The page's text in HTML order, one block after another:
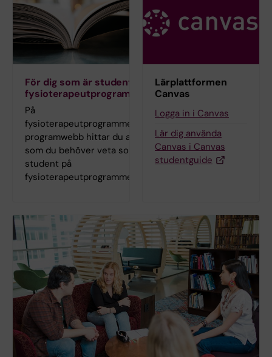
För dig som är student på
fysioterapeutprogrammet
På
fysioterapeutprogrammets
programwebb hittar du allt
som du behöver veta som
student på
fysioterapeutprogrammet.
Lärplattformen
Canvas
Logga in i Canvas
Lär dig använda
Canvas i Canvas
studentguide